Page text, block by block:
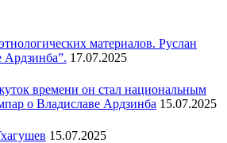
материалов. Руслан
Ардзинба”. 17.07.2025
времени он стал национальным
о Владиславе Ардзинба 15.07.2025
15.07.2025